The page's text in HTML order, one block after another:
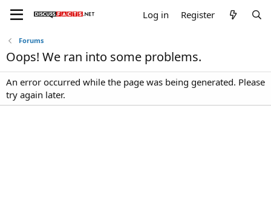
Log in Register
Forums
Oops! We ran into some problems.
An error occurred while the page was being generated. Please
try again later.